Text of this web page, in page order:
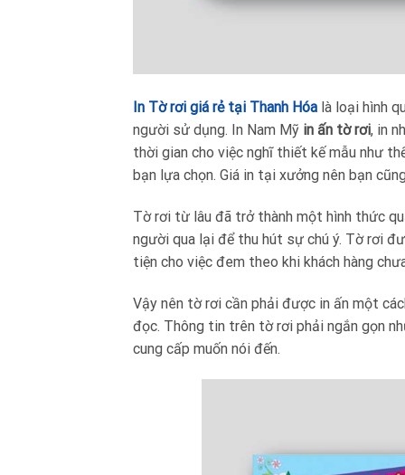
In Tờ rơi giá rẻ tại Thanh Hóa là loại hình
người sử dụng. In Nam Mỹ in ấn tờ rơi, in
thời gian cho việc nghĩ thiết kế mẫu như
bạn lựa chọn. Giá in tại xưởng nên bạn
Tờ rơi từ lâu đã trở thành một hình thức
người qua lại để thu hút sự chú ý. Tờ rơi
tiện cho việc đem theo khi khách hàng
Vậy nên tờ rơi cần phải được in ấn một
đọc. Thông tin trên tờ rơi phải ngắn gọn
cung cấp muốn nói đến.